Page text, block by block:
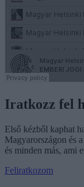
Iratkozz fel
Első kézből kaphat
Magyarországon és
és minden más, ami
Feliratkozom